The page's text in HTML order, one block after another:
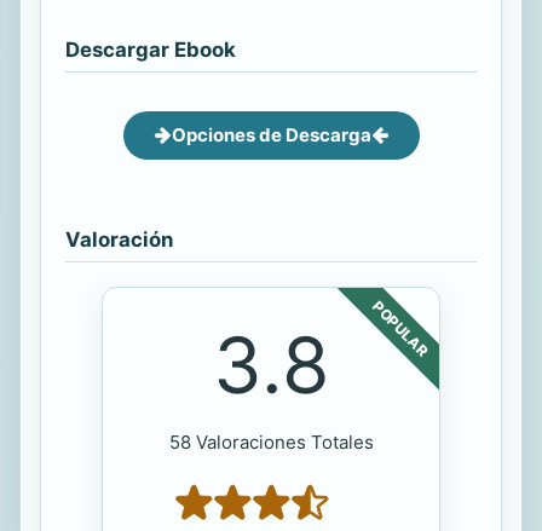
Descargar Ebook
Opciones de Descarga
Valoración
POPULAR
3.8
58 Valoraciones Totales